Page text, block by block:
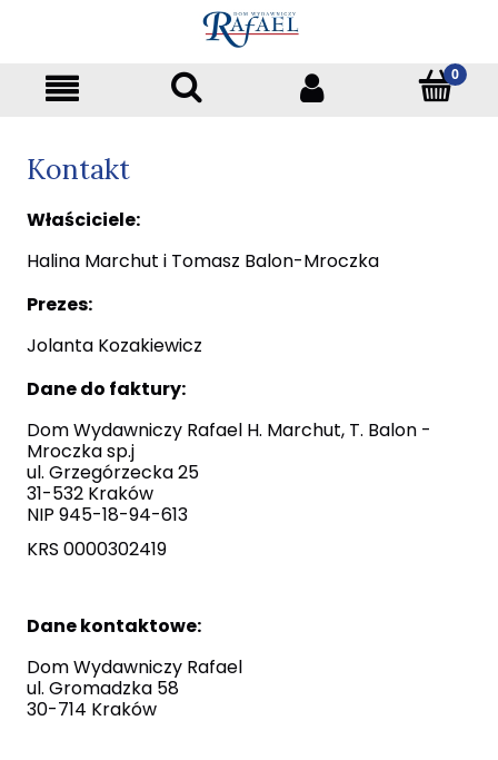
Kontakt
Właściciele:
Halina Marchut i Tomasz Balon-Mroczka
Prezes:
Jolanta Kozakiewicz
Dane do faktury:
Dom Wydawniczy Rafael H. Marchut, T. Balon -
Mroczka sp.j
ul. Grzegórzecka 25
31-532 Kraków
NIP 945-18-94-613
KRS 0000302419
Dane kontaktowe:
Dom Wydawniczy Rafael
ul. Gromadzka 58
30-714 Kraków